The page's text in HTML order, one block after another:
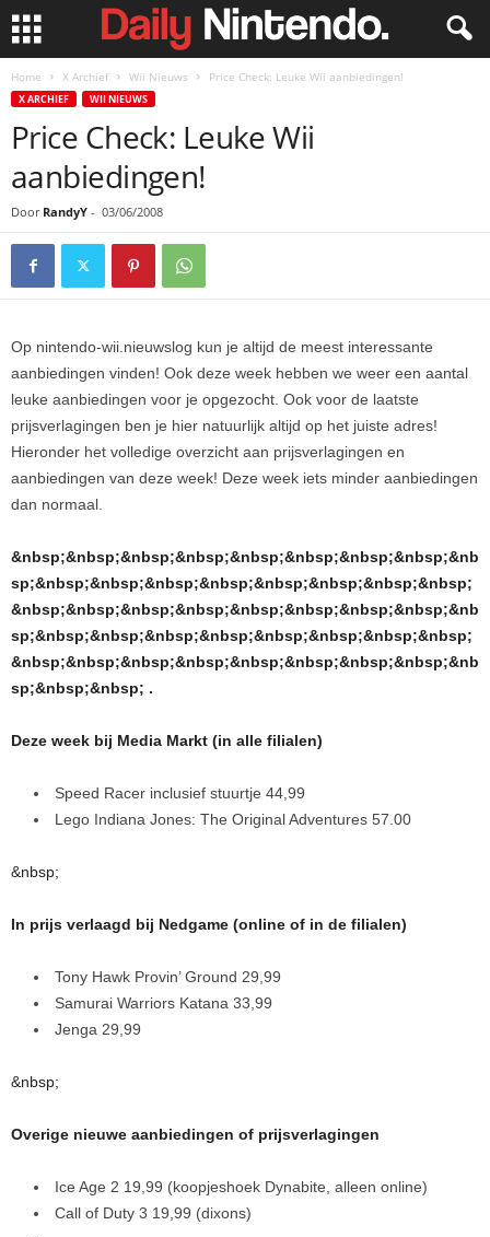
Home X Archief Wii Nieuws Price Check: Leuke Wii aanbiedingen!
X ARCHIEF WII NIEUWS
Price Check: Leuke Wii
aanbiedingen!
Door RandyY - 03/06/2008
Op nintendo-wii.nieuwslog kun je altijd de meest interessante
aanbiedingen vinden! Ook deze week hebben we weer een aantal
leuke aanbiedingen voor je opgezocht. Ook voor de laatste
prijsverlagingen ben je hier natuurlijk altijd op het juiste adres!
Hieronder het volledige overzicht aan prijsverlagingen en
aanbiedingen van deze week! Deze week iets minder aanbiedingen
dan normaal.
&nbsp;&nbsp;&nbsp;&nbsp;&nbsp;&nbsp;&nbsp;&nbsp;&nb
sp;&nbsp;&nbsp;&nbsp;&nbsp;&nbsp;&nbsp;&nbsp;&nbsp;
&nbsp;&nbsp;&nbsp;&nbsp;&nbsp;&nbsp;&nbsp;&nbsp;&nb
sp;&nbsp;&nbsp;&nbsp;&nbsp;&nbsp;&nbsp;&nbsp;&nbsp;
&nbsp;&nbsp;&nbsp;&nbsp;&nbsp;&nbsp;&nbsp;&nbsp;&nb
sp;&nbsp;&nbsp; .
Deze week bij Media Markt (in alle filialen)
Speed Racer inclusief stuurtje 44,99
Lego Indiana Jones: The Original Adventures 57.00
&nbsp;
In prijs verlaagd bij Nedgame (online of in de filialen)
Tony Hawk Provin’ Ground 29,99
Samurai Warriors Katana 33,99
Jenga 29,99
&nbsp;
Overige nieuwe aanbiedingen of prijsverlagingen
Ice Age 2 19,99 (koopjeshoek Dynabite, alleen online)
Call of Duty 3 19,99 (dixons)